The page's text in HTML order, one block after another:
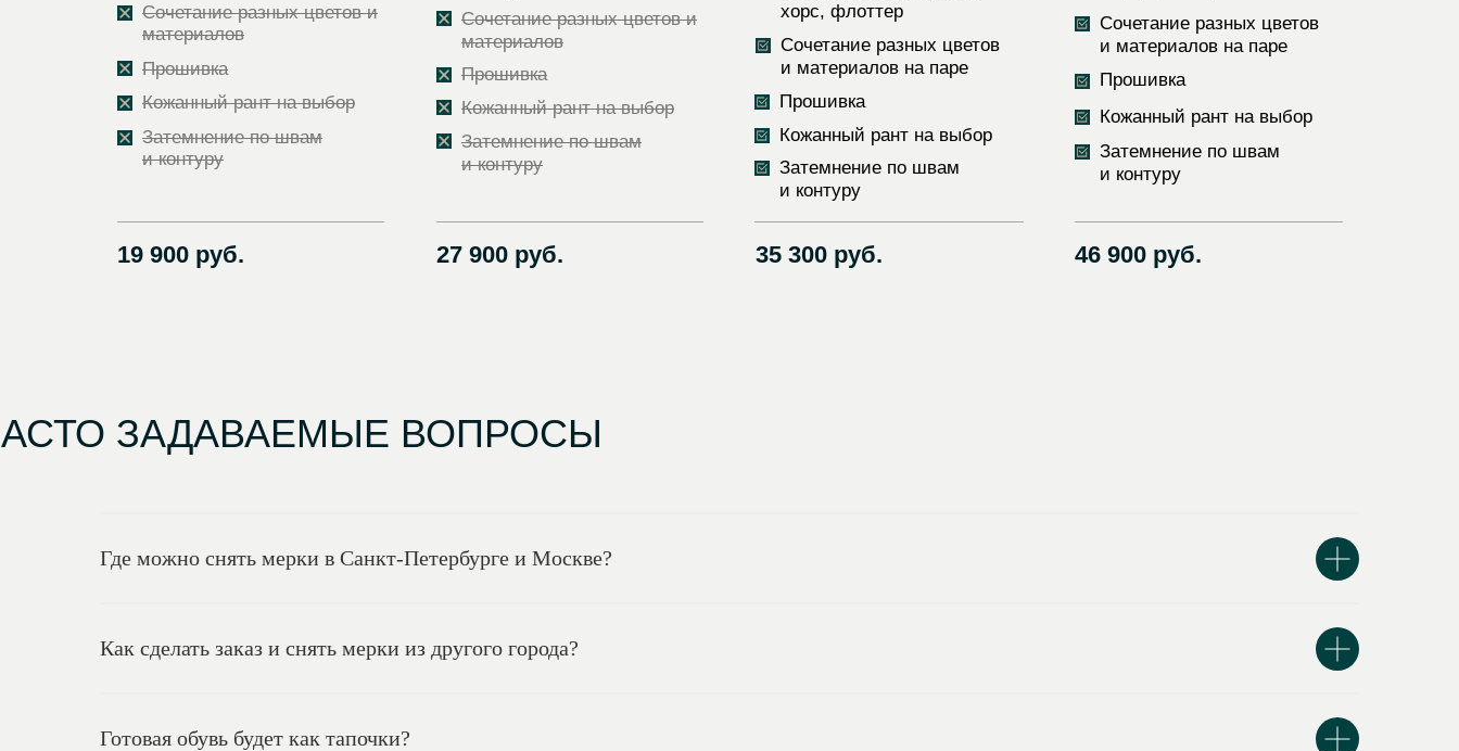
27 900 руб.
Кожанный рант на выбор
Прошивка
Затемнение по швам
и контуру
Сочетание разных цветов и
материалов
Кожанный рант на выбор
Прошивка
Затемнение по швам
и контуру
19 900 руб.
Сочетание разных цветов и
материалов
35 300 руб.
Сочетание разных цветов
и материалов на паре
хорс, флоттер
Сочетание разных цветов
и материалов на паре
Прошивка
Затемнение по швам
и контуру
Кожанный рант на выбор
Кожанный рант на выбор
46 900 руб.
Прошивка
Затемнение по швам
и контуру
ЗАДАВАЕМЫЕ ВОПРОСЫ
Где можно снять мерки в Санкт-Петербурге и Москве?
Как сделать заказ и снять мерки из другого города?
Готовая обувь будет как тапочки?